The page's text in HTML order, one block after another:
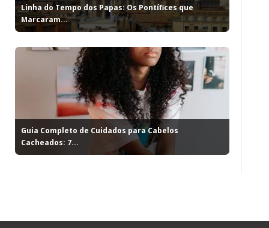
Linha do Tempo dos Papas: Os Pontífices que
Marcaram...
Guia Completo de Cuidados para Cabelos
Cacheados: 7...